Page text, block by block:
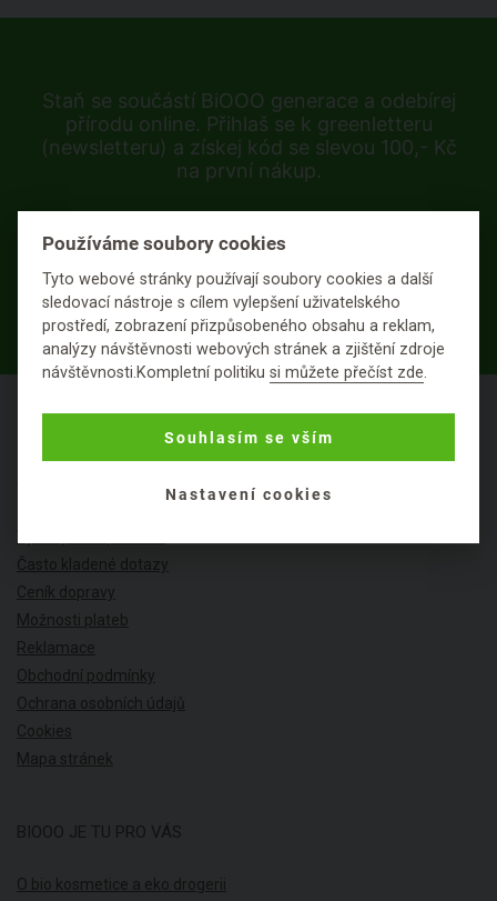
Staň se součástí BiOOO generace a odebírej
přírodu online. Přihlaš se k greenletteru
(newsletteru) a získej kód se slevou 100,- Kč
na první nákup.
PŘIHLÁSIT K ODBĚRU
Často kladené dotazy
Ceník dopravy
Možnosti plateb
Reklamace
Obchodní podmínky
Ochrana osobních údajů
Cookies
Mapa stránek
BIOOO JE TU PRO VÁS
O bio kosmetice a eko drogerii
Používáme soubory cookies
Tyto webové stránky používají soubory cookies a další
sledovací nástroje s cílem vylepšení uživatelského
prostředí, zobrazení přizpůsobeného obsahu a reklam,
analýzy návštěvnosti webových stránek a zjištění zdroje
návštěvnosti.Kompletní politikusi můžete přečíst zde.
Souhlasím se vším
Nastavení cookies